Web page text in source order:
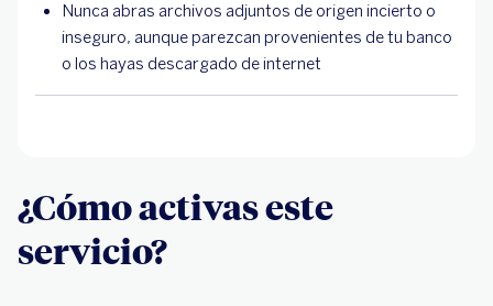
Nunca abras archivos adjuntos de origen incierto o
inseguro, aunque parezcan provenientes de tu banco
o los hayas descargado de internet
¿Cómo activas este
servicio?